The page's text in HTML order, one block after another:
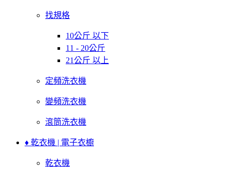
找規格
10公斤 以下
11 - 20公斤
21公斤 以上
定頻洗衣機
變頻洗衣機
滾筒洗衣機
♦ 乾衣機 | 電子衣櫥
乾衣機